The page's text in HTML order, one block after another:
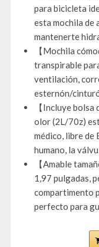
para bicicleta
esta mochila de
mantenerte
【Mochila
transpirable
ventilación,
esternón/
【Incluye bolsa
olor (2L/70z)
médico, libre de
humano, la
【Amable
1,97 pulgadas,
compartimento
perfecto para